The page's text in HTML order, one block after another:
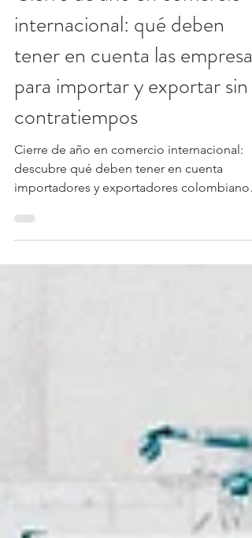
Cierre de año en comercio
internacional: qué deben
tener en cuenta las empresas
para importar y exportar sin
contratiempos
Cierre de año en comercio internacional:
descubre qué deben tener en cuenta
importadores y exportadores colombianos
para evitar retrasos, sobrecostos y riesgos